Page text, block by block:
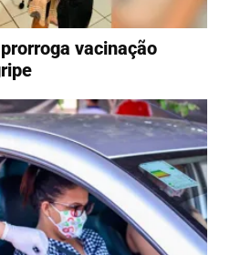
vacinação